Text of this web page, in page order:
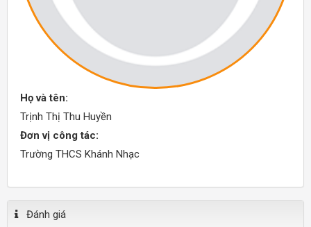
Họ và tên:
Trịnh Thị Thu Huyền
Đơn vị công tác:
Trường THCS Khánh Nhạc
Đánh giá